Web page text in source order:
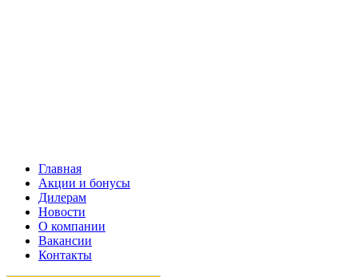
Главная
Акции и бонусы
Дилерам
Новости
О компании
Вакансии
Контакты